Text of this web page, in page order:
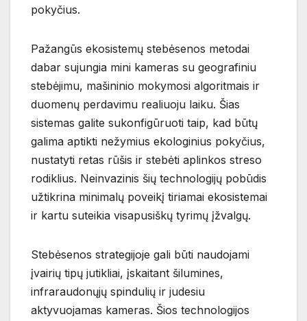
pokyčius.
Pažangūs ekosistemų stebėsenos metodai
dabar sujungia mini kameras su geografiniu
stebėjimu, mašininio mokymosi algoritmais ir
duomenų perdavimu realiuoju laiku. Šias
sistemas galite sukonfigūruoti taip, kad būtų
galima aptikti nežymius ekologinius pokyčius,
nustatyti retas rūšis ir stebėti aplinkos streso
rodiklius. Neinvazinis šių technologijų pobūdis
užtikrina minimalų poveikį tiriamai ekosistemai
ir kartu suteikia visapusiškų tyrimų įžvalgų.
Stebėsenos strategijoje gali būti naudojami
įvairių tipų jutikliai, įskaitant šilumines,
infraraudonųjų spindulių ir judesiu
aktyvuojamas kameras. Šios technologijos